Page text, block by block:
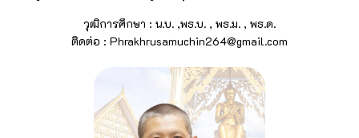
วุฒิการศึกษา : น.บ. ,พธ.บ. , พธ.ม. , พธ.ด.
ติดต่อ : Phrakhrusamuchin264@gmail.com